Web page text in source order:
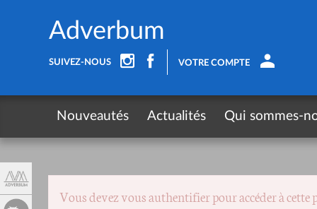
Vous devez vous authentifier pour accéder à cette
Adverbum
SUIVEZ-NOUS VOTRE COMPTE
Nouveautés Actualités Qui sommes-